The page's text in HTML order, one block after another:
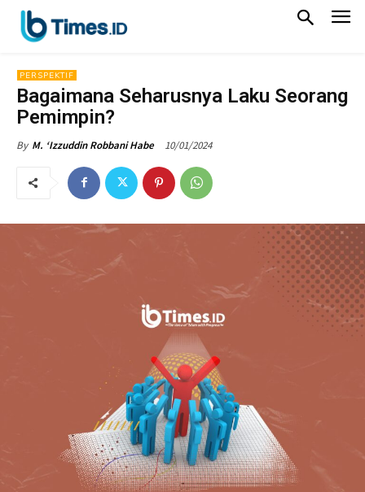
PERSPEKTIF
Bagaimana Seharusnya Laku Seorang
Pemimpin?
By M. ‘Izzuddin Robbani Habe 10/01/2024